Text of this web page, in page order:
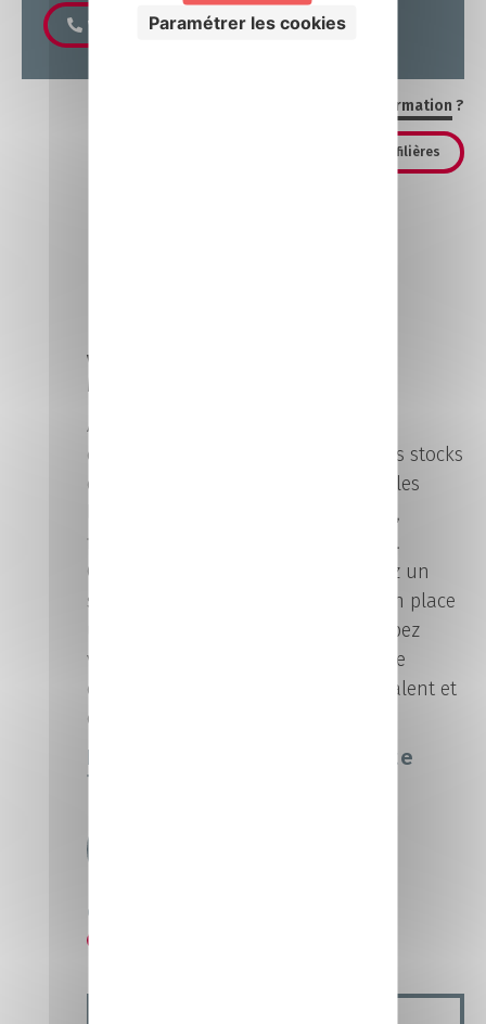
Voir le numéro Nous contacter
formation ?
Découvrez nos autres filières
Vente Commerce
Marketing
Apprenez à bâtir un argumentaire
commercial. Optimisez la gestion des stocks
et l’implantation des produits dans les
lieux de vente. Animez les magasins,
fidélisez et développez une clientèle.
Communiquez sur les réseaux, gérez un
site internet. Prospectez et mettez en place
une stratégie commerciale. Développez
votre secteur d’activité. Managez une
équipe. Optez pour un métier polyvalent et
évolutif !
Le campus proposant cette
filière
Campus Laval
Paramétrer les cookies